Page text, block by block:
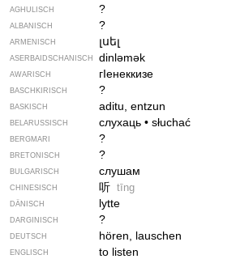
AGHULISCH ?
ALBANISCH ?
ARMENISCH լսել
ASERBAIDSCHANISCH dinləmək
AWARISCH гIенеккизе
BASCHKIRISCH ?
BASKISCH aditu, entzun
BELARUSSISCH слухаць• słuchać
BERGMARI ?
BRETONISCH ?
BULGARISCH слушам
CHINESISCH 听 tīng
DÄNISCH lytte
DARGINISCH ?
DEUTSCH hören, lauschen
ENGLISCH to listen